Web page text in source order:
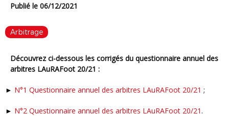
Publié le 06/12/2021
Arbitrage
Découvrez ci-dessous les corrigés du questionnaire annuel des
arbitres LAuRAFoot 20/21 :
N°1 Questionnaire annuel des arbitres LAuRAFoot 20/21 ;
N°2 Questionnaire annuel des arbitres LAuRAFoot 20/21 .